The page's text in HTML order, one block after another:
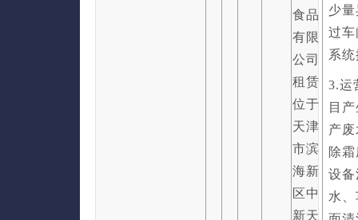
食品
有限
公司
租赁
位于
天津
市滨
海新
区中
新天
少
过
系
3.运
目
产
除
设
水